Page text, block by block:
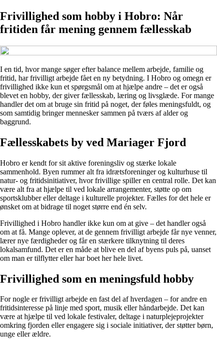
Frivillighed som hobby i Hobro: Når
fritiden får mening gennem fællesskab
I en tid, hvor mange søger efter balance mellem arbejde, familie og
fritid, har frivilligt arbejde fået en ny betydning. I Hobro og omegn er
frivillighed ikke kun et spørgsmål om at hjælpe andre – det er også
blevet en hobby, der giver fællesskab, læring og livsglæde. For mange
handler det om at bruge sin fritid på noget, der føles meningsfuldt, og
som samtidig bringer mennesker sammen på tværs af alder og
baggrund.
Fællesskabets by ved Mariager Fjord
Hobro er kendt for sit aktive foreningsliv og stærke lokale
sammenhold. Byen rummer alt fra idrætsforeninger og kulturhuse til
natur- og fritidsinitiativer, hvor frivillige spiller en central rolle. Det kan
være alt fra at hjælpe til ved lokale arrangementer, støtte op om
sportsklubber eller deltage i kulturelle projekter. Fælles for det hele er
ønsket om at bidrage til noget større end én selv.
Frivillighed i Hobro handler ikke kun om at give – det handler også
om at få. Mange oplever, at de gennem frivilligt arbejde får nye venner,
lærer nye færdigheder og får en stærkere tilknytning til deres
lokalsamfund. Det er en måde at blive en del af byens puls på, uanset
om man er tilflytter eller har boet her hele livet.
Frivillighed som en meningsfuld hobby
For nogle er frivilligt arbejde en fast del af hverdagen – for andre en
fritidsinteresse på linje med sport, musik eller håndarbejde. Det kan
være at hjælpe til ved lokale festivaler, deltage i naturplejeprojekter
omkring fjorden eller engagere sig i sociale initiativer, der støtter børn,
unge eller ældre.